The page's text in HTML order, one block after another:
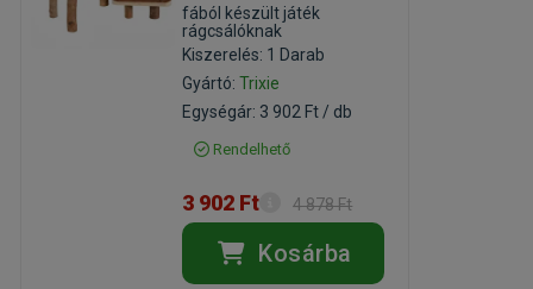
fából készült játék
rágcsálóknak
Kiszerelés: 1 Darab
Gyártó:Trixie
Egységár: 3 902 Ft / db
Rendelhető
3 902 Ft 4 878 Ft
Kosárba